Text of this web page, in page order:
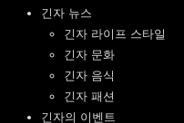
긴자 뉴스
긴자 라이프 스타일
긴자 문화
긴자 음식
긴자 패션
긴자의 이벤트